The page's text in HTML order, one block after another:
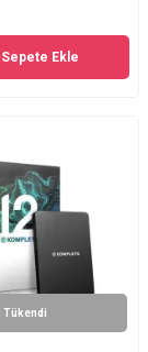
Sepete Ekle
Tükendi